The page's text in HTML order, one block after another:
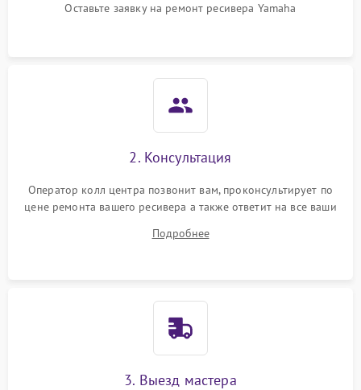
Оставьте заявку на ремонт ресивера Yamaha
2. Консультация
Оператор колл центра позвонит вам, проконсультирует по
цене ремонта вашего ресивера а также ответит на все ваши
Подробнее
3. Выезд мастера